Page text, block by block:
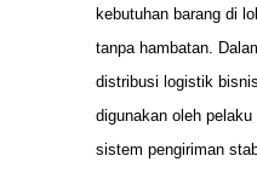
kebutuhan barang di
tanpa hambatan.
distribusi logistik
digunakan oleh
sistem pengiriman